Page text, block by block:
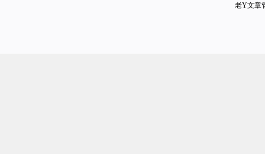
老Y文章